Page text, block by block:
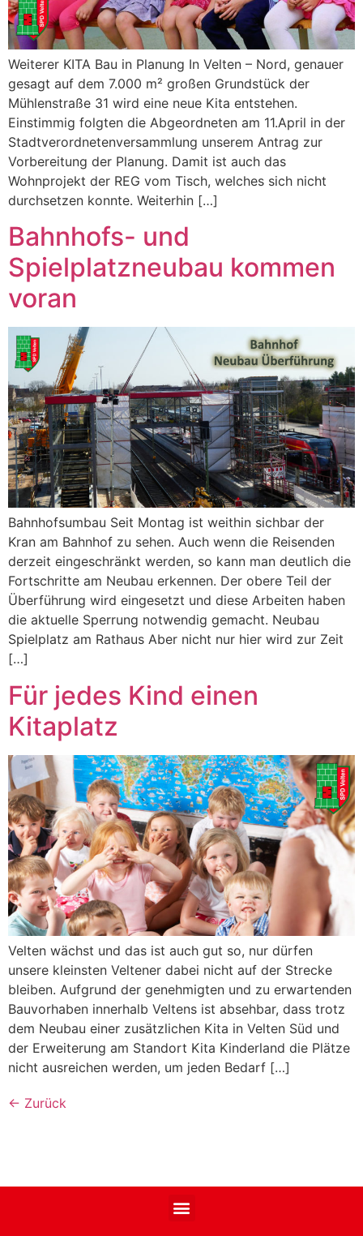
Weiterer KITA Bau in Planung In Velten – Nord, genauer
gesagt auf dem 7.000 m² großen Grundstück der
Mühlenstraße 31 wird eine neue Kita entstehen.
Einstimmig folgten die Abgeordneten am 11.April in der
Stadtverordnetenversammlung unserem Antrag zur
Vorbereitung der Planung. Damit ist auch das
Wohnprojekt der REG vom Tisch, welches sich nicht
durchsetzen konnte. Weiterhin […]
Bahnhofs- und
Spielplatzneubau kommen
voran
Bahnhofsumbau Seit Montag ist weithin sichbar der
Kran am Bahnhof zu sehen. Auch wenn die Reisenden
derzeit eingeschränkt werden, so kann man deutlich die
Fortschritte am Neubau erkennen. Der obere Teil der
Überführung wird eingesetzt und diese Arbeiten haben
die aktuelle Sperrung notwendig gemacht. Neubau
Spielplatz am Rathaus Aber nicht nur hier wird zur Zeit
[…]
Für jedes Kind einen
Kitaplatz
Velten wächst und das ist auch gut so, nur dürfen
unsere kleinsten Veltener dabei nicht auf der Strecke
bleiben. Aufgrund der genehmigten und zu erwartenden
Bauvorhaben innerhalb Veltens ist absehbar, dass trotz
dem Neubau einer zusätzlichen Kita in Velten Süd und
der Erweiterung am Standort Kita Kinderland die Plätze
nicht ausreichen werden, um jeden Bedarf […]
← Zurück